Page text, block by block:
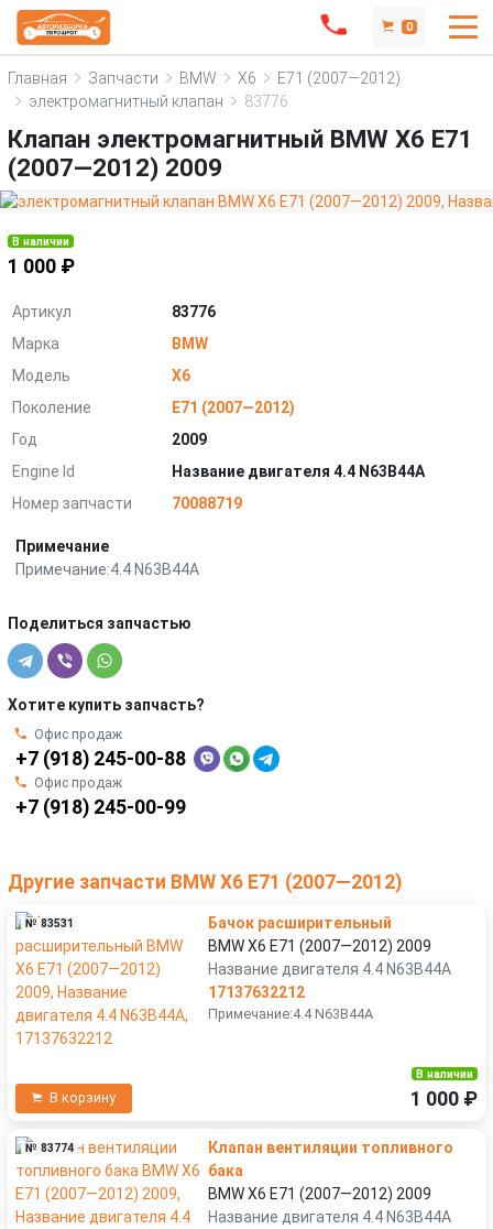
0
Главная Запчасти BMW X6
E71 (2007—2012)
электромагнитный клапан
83776
Клапан электромагнитный BMW X6 E71
(2007—2012) 2009
В наличии
1 000 ₽
Артикул
83776
Марка
BMW
Модель
X6
Поколение
E71 (2007—2012)
Год
2009
Engine Id
Название двигателя 4.4 N63B44A
Номер запчасти
70088719
Примечание
Примечание:4.4 N63B44A
Поделиться запчастью
Хотите купить запчасть?
Офис продаж
+7 (918) 245-00-88
Офис продаж
+7 (918) 245-00-99
Другие запчасти BMW X6 E71 (2007—2012)
№ 83531
Бачок расширительный
BMW X6 E71 (2007—2012) 2009
Название двигателя 4.4 N63B44A
17137632212
Примечание:4.4 N63B44A
В корзину
В наличии
1 000 ₽
№ 83774
Клапан вентиляции топливного
бака
BMW X6 E71 (2007—2012) 2009
Название двигателя 4.4 N63B44A